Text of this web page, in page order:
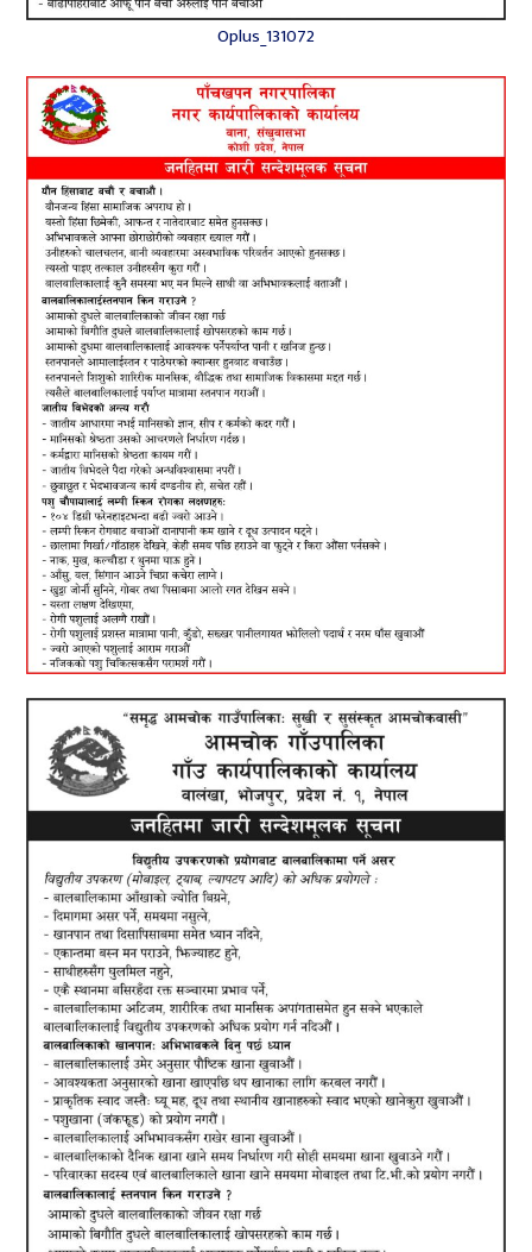
Oplus_131072